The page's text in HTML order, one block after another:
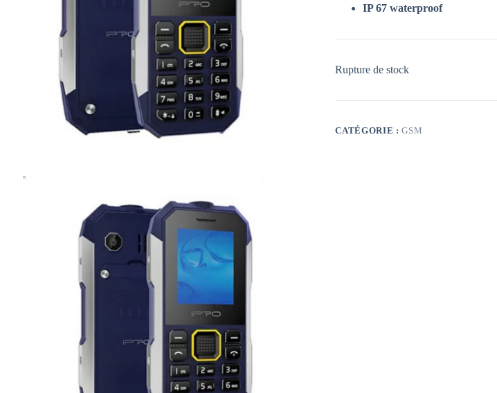
IP 67 waterproof
Rupture de stock
CATÉGORIE :GSM